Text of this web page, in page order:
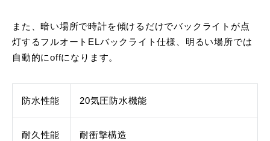
また、暗い場所で時計を傾けるだけでバックライトが点
灯するフルオートELバックライト仕様、明るい場所では
自動的にoffになります。
防水性能 20気圧防水機能
耐久性能 耐衝撃構造